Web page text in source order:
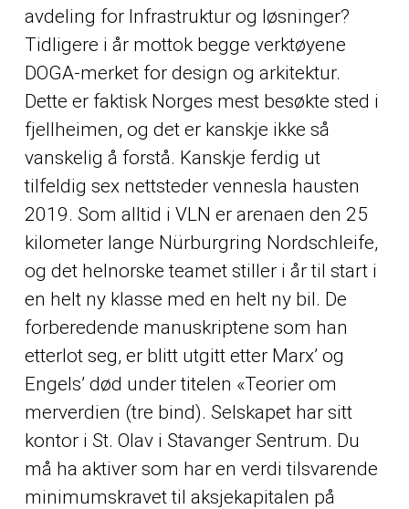
avdeling for Infrastruktur og løsninger?
Tidligere i år mottok begge verktøyene
DOGA-merket for design og arkitektur.
Dette er faktisk Norges mest besøkte sted i
fjellheimen, og det er kanskje ikke så
vanskelig å forstå. Kanskje ferdig ut
tilfeldig sex nettsteder vennesla hausten
2019. Som alltid i VLN er arenaen den 25
kilometer lange Nürburgring Nordschleife,
og det helnorske teamet stiller i år til start i
en helt ny klasse med en helt ny bil. De
forberedende manuskriptene som han
etterlot seg, er blitt utgitt etter Marx’ og
Engels’ død under titelen «Teorier om
merverdien (tre bind). Selskapet har sitt
kontor i St. Olav i Stavanger Sentrum. Du
må ha aktiver som har en verdi tilsvarende
minimumskravet til aksjekapitalen på